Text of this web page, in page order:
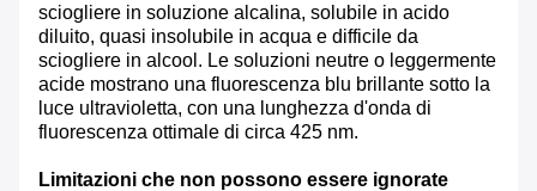
sciogliere in soluzione alcalina, solubile in acido
diluito, quasi insolubile in acqua e difficile da
sciogliere in alcool. Le soluzioni neutre o leggermente
acide mostrano una fluorescenza blu brillante sotto la
luce ultravioletta, con una lunghezza d'onda di
fluorescenza ottimale di circa 425 nm.
Limitazioni che non possono essere ignorate